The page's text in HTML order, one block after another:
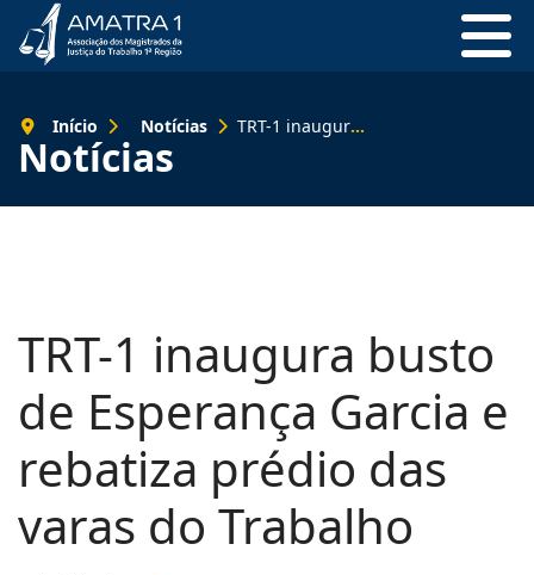
Notícias
Início Notícias TRT-1 inaugura busto de Esperança Garcia e rebatiza prédio das varas do Trabalho
TRT-1 inaugura busto
de Esperança Garcia e
rebatiza prédio das
varas do Trabalho